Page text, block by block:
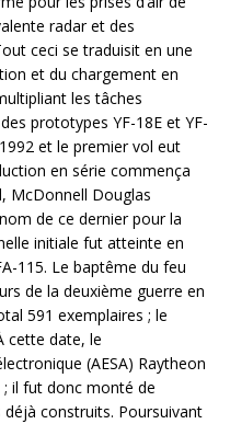
radar et des
ceci se traduisit en une
et du chargement en
les tâches
prototypes YF-18E et YF-
et le premier vol eut
en série commença
McDonnell Douglas
de ce dernier pour la
initiale fut atteinte en
115. Le baptême du feu
de la deuxième guerre en
591 exemplaires ; le
cette date, le
(AESA) Raytheon
il fut donc monté de
construits. Poursuivant